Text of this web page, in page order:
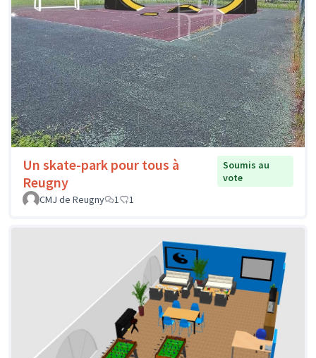
Un skate-park pour tous à
Reugny
Soumis au
vote
CMJ de Reugny
1 1